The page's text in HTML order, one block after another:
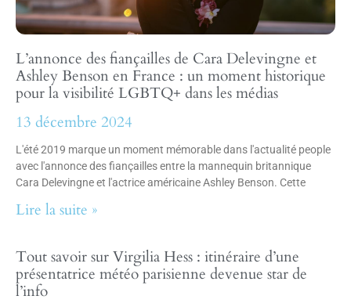
L’annonce des fiançailles de Cara Delevingne et
Ashley Benson en France : un moment historique
pour la visibilité LGBTQ+ dans les médias
13 décembre 2024
L'été 2019 marque un moment mémorable dans l'actualité people
avec l'annonce des fiançailles entre la mannequin britannique
Cara Delevingne et l'actrice américaine Ashley Benson. Cette
Lire la suite »
Tout savoir sur Virgilia Hess : itinéraire d’une
présentatrice météo parisienne devenue star de
l’info